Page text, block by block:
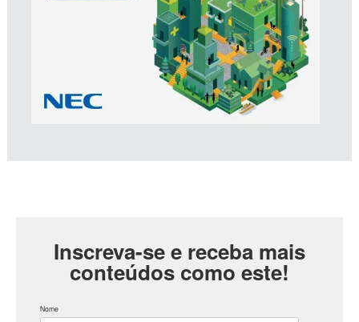
Inscreva-se e receba mais
conteúdos como este!
Nome